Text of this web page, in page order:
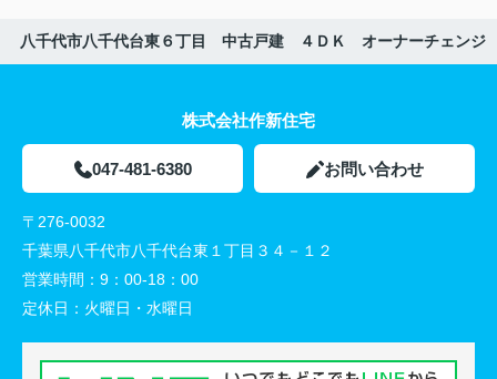
八千代市八千代台東６丁目 中古戸建 ４ＤＫ オーナーチェンジ
株式会社作新住宅
047-481-6380 お問い合わせ
〒276-0032
千葉県八千代市八千代台東１丁目３４－１２
営業時間： 9：00-18：00
定休日： 火曜日・水曜日